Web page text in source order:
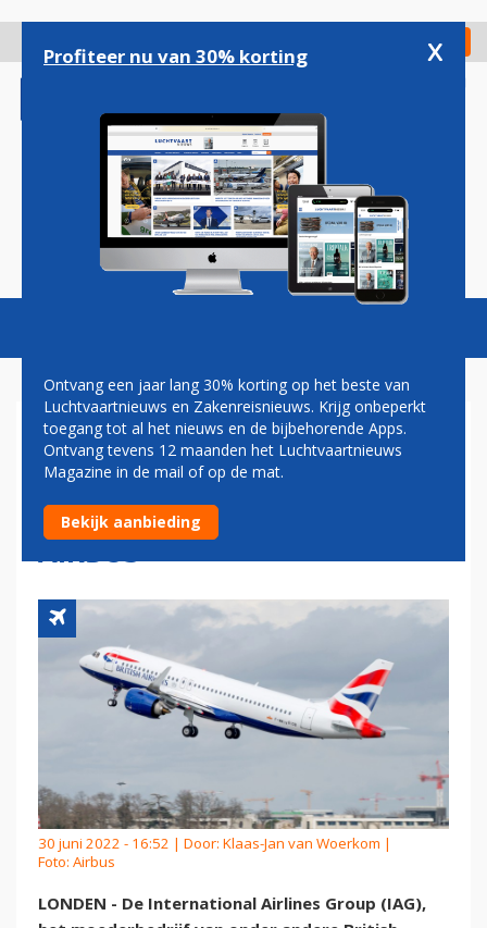
gaan
Check in
Magazine Podcasts Vacatures
MOEDERBEDRIJF BRITISH
AIRWAYS EN IBERIA BESTELT
OPNIEUW VLIEGTUIGEN BIJ
AIRBUS
30 juni 2022 - 16:52 | Door: Klaas-Jan van Woerkom |
Foto: Airbus
LONDEN - De International Airlines Group (IAG),
Profiteer nu van 30% korting x
Ontvang een jaar lang 30% korting op het beste van
Luchtvaartnieuws en Zakenreisnieuws. Krijg onbeperkt
toegang tot al het nieuws en de bijbehorende Apps.
Ontvang tevens 12 maanden het Luchtvaartnieuws
Magazine in de mail of op de mat.
Bekijk aanbieding